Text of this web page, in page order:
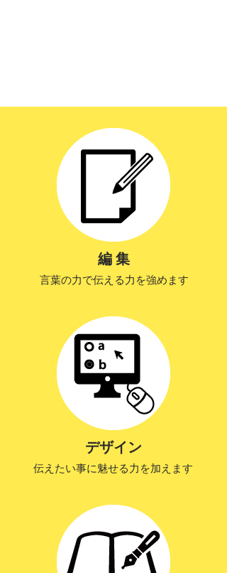
編 集
言葉の力で伝える力を強めます
デザイン
伝えたい事に魅せる力を加えます